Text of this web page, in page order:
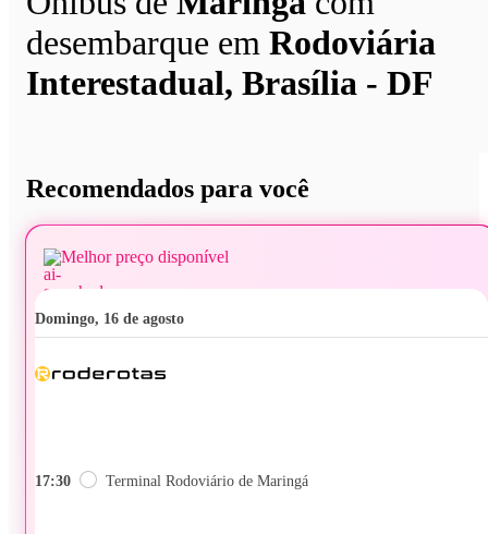
desembarque em Rodoviária
Interestadual, Brasília - DF
Recomendados para você
Melhor preço disponível
domingo, 16 de agosto
17:30 Terminal Rodoviário de Maringá